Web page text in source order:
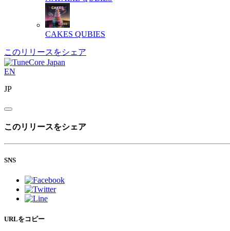
CAKES QUBIES
このリリースをシェア
EN
JP
このリリースをシェア
SNS
URLをコピー